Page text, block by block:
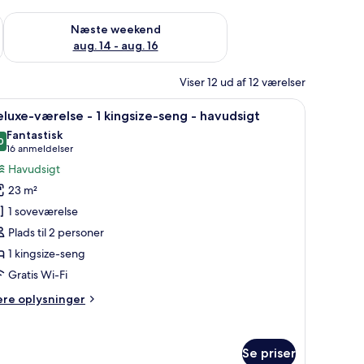
aug. 7 - aug. 9
Næste weekend
aug. 14 - aug. 16
Tjek tilgængelighed for næste weekend aug. 14 - aug. 16
Viser 12 ud af 12 værelser
lille bord og lampe. Et hotelværelse med en seng, et
8 værelse - 1 kingsize-seng - havudsigt
ud af 10
Fantastisk
16 anmeldelser
(16
anmeldelser)
Havudsigt
23 m²
1 soveværelse
Plads til 2 personer
1 kingsize-seng
Gratis Wi-Fi
oplysninger
Se priser